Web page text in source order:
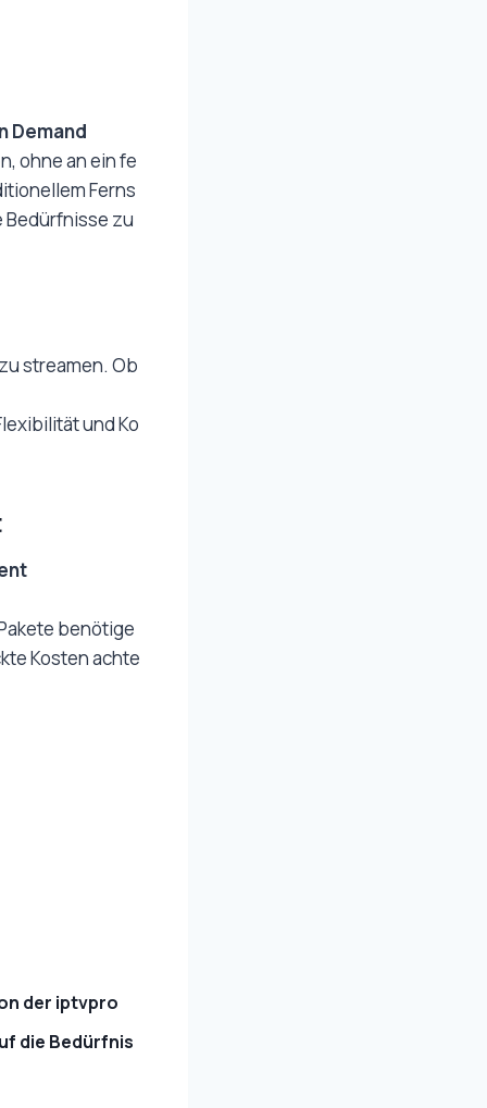
Demand
ohne an ein fe
Ferns
Bedürfnisse zu
streamen. Ob
und Ko
benötige
Kosten achte
der iptvpro
die Bedürfnis